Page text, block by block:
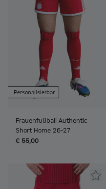
Personalisierbar
Frauenfußball Authentic
Short Home 26-27
€ 55,00